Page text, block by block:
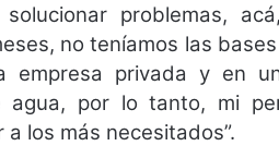
problemas,
no teníamos las
empresa privada y en
agua, por lo tanto, mi
los más necesitados”.